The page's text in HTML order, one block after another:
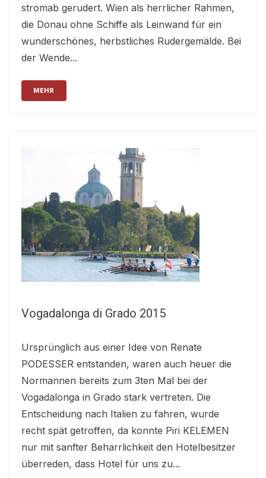
stromab gerudert. Wien als herrlicher Rahmen,
die Donau ohne Schiffe als Leinwand für ein
wunderschönes, herbstliches Rudergemälde. Bei
der Wende...
MEHR
Vogadalonga di Grado 2015
Ursprünglich aus einer Idee von Renate
PODESSER entstanden, waren auch heuer die
Normannen bereits zum 3ten Mal bei der
Vogadalonga in Grado stark vertreten. Die
Entscheidung nach Italien zu fahren, wurde
recht spät getroffen, da konnte Piri KELEMEN
nur mit sanfter Beharrlichkeit den Hotelbesitzer
überreden, dass Hotel für uns zu...